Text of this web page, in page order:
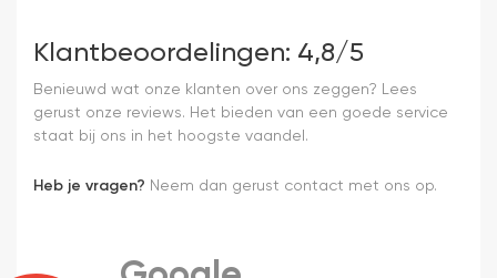
Klantbeoordelingen: 4,8/5
Benieuwd wat onze klanten over ons zeggen? Lees
gerust onze reviews. Het bieden van een goede service
staat bij ons in het hoogste vaandel.
Heb je vragen? Neem dan gerust contact met ons op.